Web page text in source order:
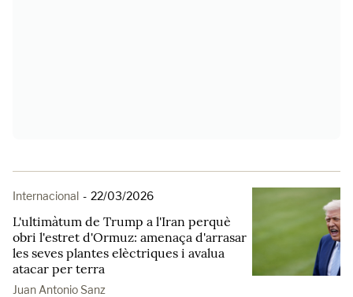
Internacional - 22/03/2026
L'ultimàtum de Trump a l'Iran perquè
obri l'estret d'Ormuz: amenaça d'arrasar
les seves plantes elèctriques i avalua
atacar per terra
Juan Antonio Sanz